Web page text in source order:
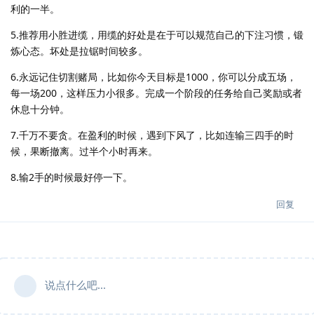
利的一半。
5.推荐用小胜进缆，用缆的好处是在于可以规范自己的下注习惯，锻
炼心态。坏处是拉锯时间较多。
6.永远记住切割赌局，比如你今天目标是1000，你可以分成五场，
每一场200，这样压力小很多。完成一个阶段的任务给自己奖励或者
休息十分钟。
7.千万不要贪。在盈利的时候，遇到下风了，比如连输三四手的时
候，果断撤离。过半个小时再来。
8.输2手的时候最好停一下。
回复
说点什么吧...